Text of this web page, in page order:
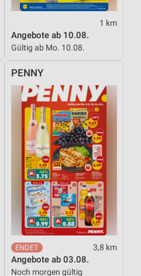
1 km
Angebote ab 10.08.
Gültig ab Mo. 10.08.
PENNY
3,8 km
Angebote ab 03.08.
Noch morgen gültig